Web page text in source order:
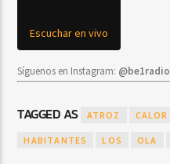
Escuchar en vivo
Síguenos en Instagram: @be1radio
TAGGED AS ATROZ CALOR
HABITANTES LOS OLA